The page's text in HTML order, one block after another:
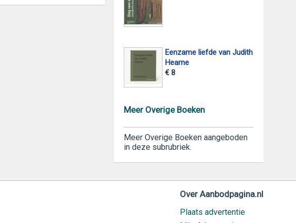
Eenzame liefde van Judith
Hearne
€ 8
Meer Overige Boeken
Meer Overige Boeken aangeboden
in deze subrubriek.
Over Aanbodpagina.nl
Plaats advertentie